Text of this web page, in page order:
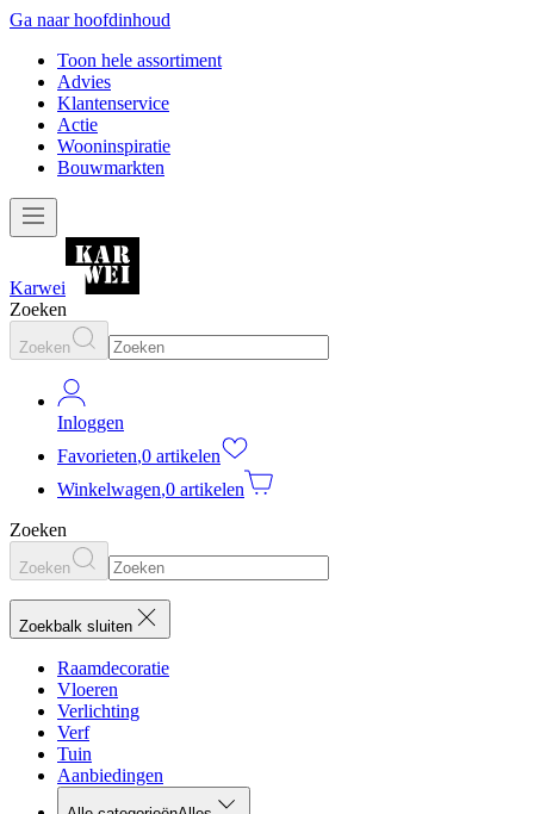
Ga naar hoofdinhoud
Toon hele assortiment
Advies
Klantenservice
Actie
Wooninspiratie
Bouwmarkten
Karwei
Zoeken
Zoeken
Inloggen
Favorieten,0 artikelen
Winkelwagen,0 artikelen
Zoeken
Zoeken
Zoekbalk sluiten
Raamdecoratie
Vloeren
Verlichting
Verf
Tuin
Aanbiedingen